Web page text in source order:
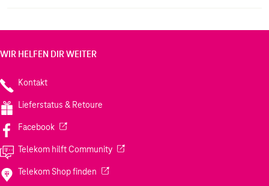
WIR HELFEN DIR WEITER
Kontakt
Lieferstatus & Retoure
Facebook(Wird in einem neuen Tab geöffnet)
Telekom hilft Community(Wird in einem neuen Tab geöffnet)
Telekom Shop finden (Wird in einem neuen Tab geöffnet)